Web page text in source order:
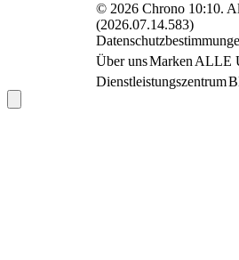
© 2026 Chrono 10:10.
(2026.07.14.583)
Über unsMarken ALLE
Dienstleistungszentrum